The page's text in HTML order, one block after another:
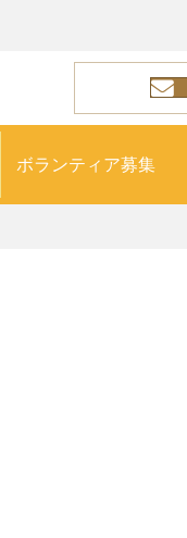
ボランティア募集